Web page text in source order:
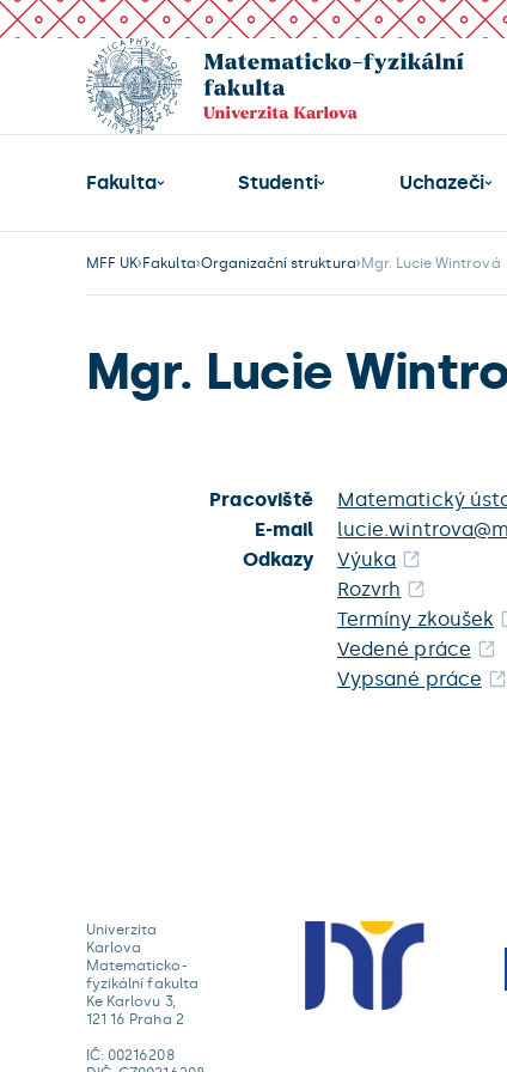
Fakulta Studenti Uchazeči
MFF UK Fakulta Organizační struktura Mgr. Lucie Wintrová
Mgr. Lucie
Pracoviště
Matematický
E-mail
Odkazy
Výuka
Rozvrh
Termíny zkoušek
Vedené práce
Vypsané práce
Univerzita
Karlova
Matematicko-
fyzikální fakulta
Ke Karlovu 3,
121 16 Praha 2
IČ: 00216208